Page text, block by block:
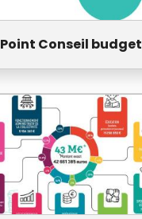
Point Conseil budget